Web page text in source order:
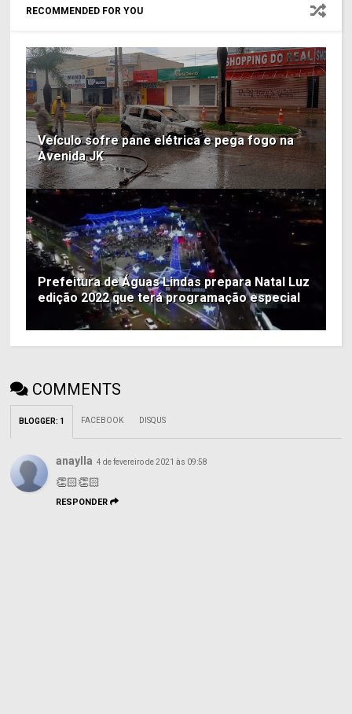
RECOMMENDED FOR YOU
Veículo sofre pane elétrica e pega fogo na
Avenida JK
Prefeitura de Águas Lindas prepara Natal Luz
edição 2022 que terá programação especial
COMMENTS
BLOGGER: 1 FACEBOOK DISQUS
anaylla 4 de fevereiro de 2021 às 09:58
👏🏻👏🏻
RESPONDER